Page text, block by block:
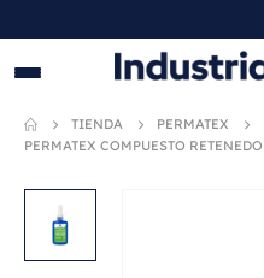
TIENDA
PERMATEX
PERMATEX COMPUESTO